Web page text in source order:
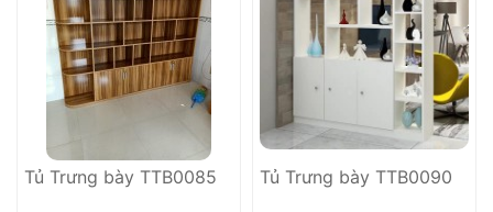
Tủ Trưng bày TTB0085 Tủ Trưng bày TTB0090